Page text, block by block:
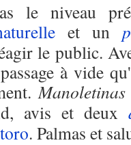
le niveau
et un
le public.
à vide
Manoletinas
avis et deux
toro. Palmas et